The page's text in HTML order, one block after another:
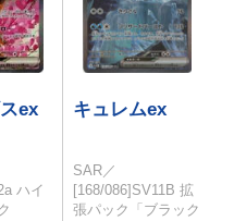
ex
ハイ
キュレムex
SAR／
[168/086]SV11B 拡
張パック「ブラック